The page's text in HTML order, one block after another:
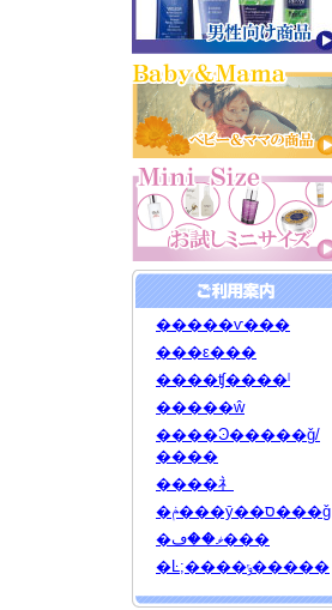
�����ѵ���
���ε���
����ʧ����ˡ
�����ŵ
����Ͽ�����ǧ/
����
����礻
�ݥ���ȳ��ס���ǧ
�ޥ��ڡ���
�Ŀ;����ݸ�����